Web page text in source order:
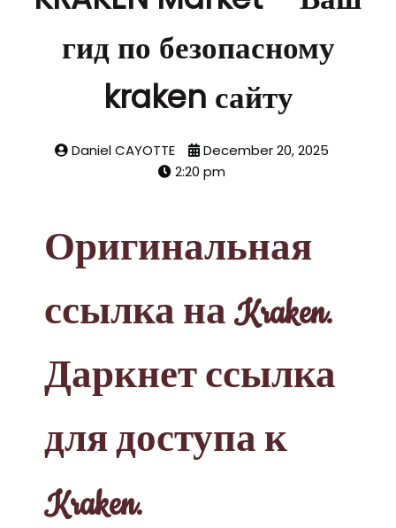
гид по безопасному
kraken сайту
Daniel CAYOTTE
December 20, 2025
2:20 pm
Оригинальная
ссылка на Kraken.
Даркнет ссылка
для доступа к
Kraken.